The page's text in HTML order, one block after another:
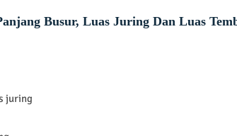
Busur, Luas Juring Dan Luas
juring